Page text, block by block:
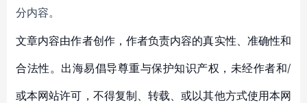
分内容。
文章内容由作者创作，作者负责内容的真实性、准确性和
合法性。出海易倡导尊重与保护知识产权，未经作者和/
或本网站许可，不得复制、转载、或以其他方式使用本网